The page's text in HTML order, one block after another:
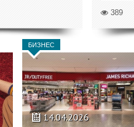
389
БИЗНЕС
14.04.2026